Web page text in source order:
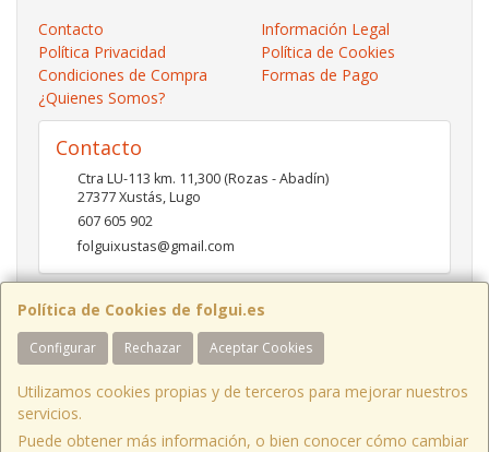
Política de Cookies de folgui.es
Configurar Rechazar Aceptar Cookies
Utilizamos cookies propias y de terceros para mejorar nuestros
servicios.
Puede obtener más información, o bien conocer cómo cambiar
Contacto
Información Legal
Política Privacidad
Política de Cookies
Condiciones de Compra
Formas de Pago
¿Quienes Somos?
Contacto
Ctra LU-113 km. 11,300 (Rozas - Abadín)
27377Xustás,Lugo
607 605 902
folguixustas@gmail.com
Horario
Lunes a viernes de 10:00 a 14:00 y de 16:00 a 20:00.
Sábados de 10:00 a 14:00 y de 16:00 a 19:00